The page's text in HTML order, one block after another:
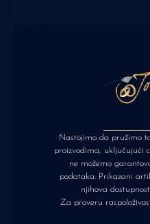
Nastojimo da pružimo
proizvodima, uključujući
ne možemo
podataka. Prikazani
njihova
Za proveru